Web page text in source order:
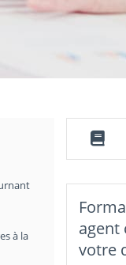
à la
agent
votre